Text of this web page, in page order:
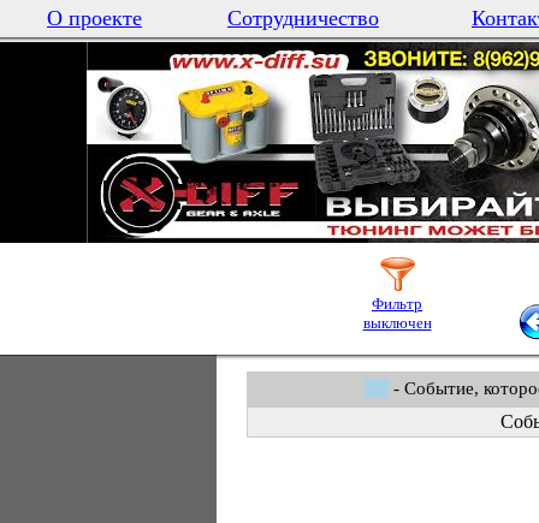
О проекте Сотрудничество
Фильтр
выключен
- Событие,